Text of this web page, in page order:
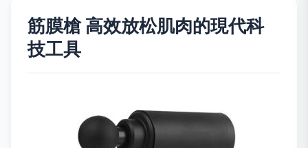
筋膜槍 高效放松肌肉的現代科
技工具